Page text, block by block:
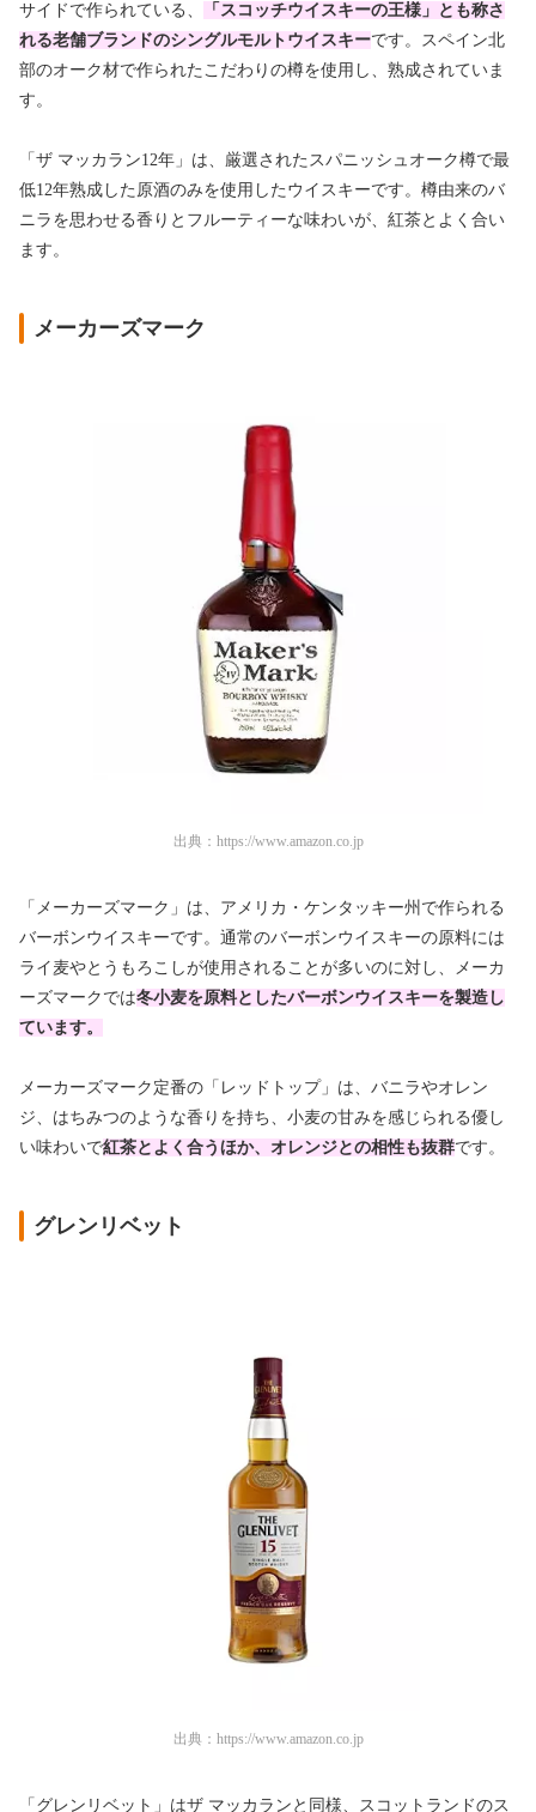
サイドで作られている、
「スコッチウイスキーの王様」とも称さ
れる老舗ブランドのシングルモルトウイスキーです。スペイン北
部のオーク材で作られたこだわりの樽を使用し、熟成されていま
す。
「ザ マッカラン12年」は、厳選されたスパニッシュオーク樽で最
低12年熟成した原酒のみを使用したウイスキーです。樽由来のバ
ニラを思わせる香りとフルーティーな味わいが、紅茶とよく合い
ます。
メーカーズマーク
出典： https://www.amazon.co.jp
「メーカーズマーク」は、アメリカ・ケンタッキー州で作られる
バーボンウイスキーです。通常のバーボンウイスキーの原料には
ライ麦やとうもろこしが使用されることが多いのに対し、メーカ
ーズマークでは冬小麦を原料としたバーボンウイスキーを製造し
ています。
メーカーズマーク定番の「レッドトップ」は、バニラやオレン
ジ、はちみつのような香りを持ち、小麦の甘みを感じられる優し
い味わいで紅茶とよく合うほか、オレンジとの相性も抜群です。
グレンリベット
出典： https://www.amazon.co.jp
「グレンリベット」はザ マッカランと同様、スコットランドのス